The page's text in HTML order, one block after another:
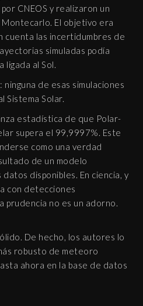
CNEOS y realizaron un
El objetivo era
cuenta las incertidumbres de
simuladas podía
ligada al Sol.
de esas simulaciones
Sistema Solar.
estadística de que Polar-
supera el 99,9997%. Este
como una verdad
de un modelo
disponibles. En ciencia, y
con detecciones
prudencia no es un adorno.
De hecho, los autores lo
robusto de meteoro
ahora en la base de datos